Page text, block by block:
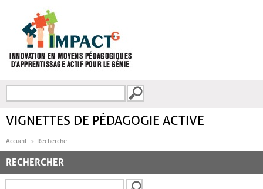
FORMULAIRE DE
VIGNETTES DE PÉDAGOGIE ACTIVE
Accueil Recherche
RECHERCHER